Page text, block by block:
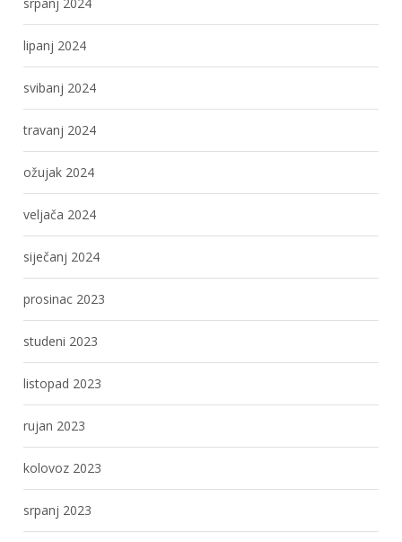
lipanj 2024
svibanj 2024
travanj 2024
ožujak 2024
veljača 2024
siječanj 2024
prosinac 2023
studeni 2023
listopad 2023
rujan 2023
kolovoz 2023
srpanj 2023